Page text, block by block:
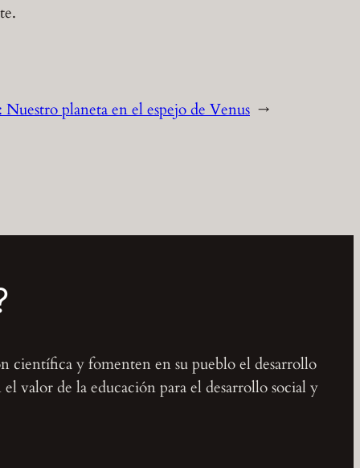
Nuestro planeta en el espejo de Venus →
científica y fomenten en su pueblo el desarrollo
valor de la educación para el desarrollo social y